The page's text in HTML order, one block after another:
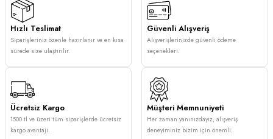
Hızlı Teslimat
Siparişleriniz özenle hazırlanır ve en kısa
sürede size ulaştırılır.
Güvenli Alışveriş
Alışverişlerinizde güvenli ödeme
seçenekleri.
Ücretsiz Kargo
1500 tl ve üzeri tüm siparişlerde ücretsiz
kargo avantajı.
Müşteri Memnuniyeti
Her zaman yanınızdayız, alışveriş
deneyiminiz bizim için önemli.